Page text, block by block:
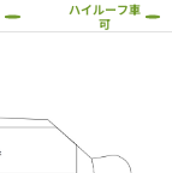
ハイルーフ車
可